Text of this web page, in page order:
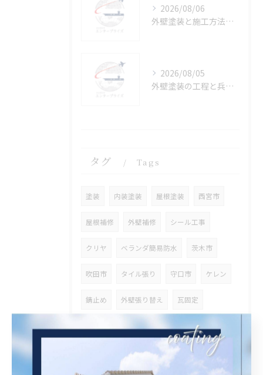
2026/08/06
外壁塗装と施工方法を兵庫県川辺郡猪名川町で徹底比較し失敗しない選び方を解説
2026/08/05
外壁塗装の工程と兵庫県伊丹市で補助金を活用する進め方を詳しく解説
タグ Tags
塗装 内装塗装 屋根塗装 西宮市
屋根補修 外壁補修 シール工事
クリヤ ベランダ簡易防水 茨木市
吹田市 タイル張り 守口市 ケレン
錆止め 外壁張り替え 瓦固定
京都市
高圧洗浄 解体 営業